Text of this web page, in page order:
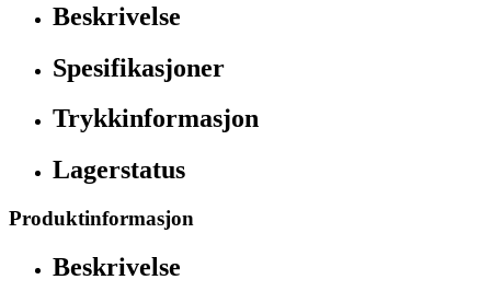
Beskrivelse
Spesifikasjoner
Trykkinformasjon
Lagerstatus
Produktinformasjon
Beskrivelse